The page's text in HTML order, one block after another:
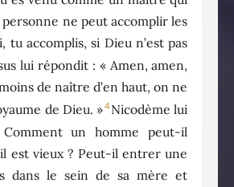
ne peut accomplir les
tu accomplis, si Dieu n’est pas
lui répondit : « Amen, amen,
de naître d’en haut, on ne
de Dieu. »4 Nicodème lui
un homme peut-il
est vieux ? Peut-il entrer une
dans le sein de sa mère et